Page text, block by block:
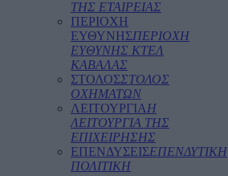
ΤΗΣ ΕΤΑΙΡΕΙΑΣ
ΠΕΡΙΟΧΗ
ΕΥΘΥΝΗΣΠΕΡΙΟΧΗ
ΕΥΘΥΝΗΣ ΚΤΕΛ
ΚΑΒΑΛΑΣ
ΣΤΟΛΟΣΣΤΟΛΟΣ
ΟΧΗΜΑΤΩΝ
ΛΕΙΤΟΥΡΓΙΑΗ
ΛΕΙΤΟΥΡΓΙΑ ΤΗΣ
ΕΠΙΧΕΙΡΗΣΗΣ
ΕΠΕΝΔΥΣΕΙΣΕΠΕΝΔΥΤΙΚΗ
ΠΟΛΙΤΙΚΗ